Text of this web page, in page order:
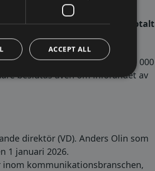
nyemission av aktier, om totalt
av sammanlagt 1 200 000
beslutas även om införandet av
direktör (VD). Anders Olin som
1 januari 2026.
kommunikationsbranschen,
ACCEPT ALL